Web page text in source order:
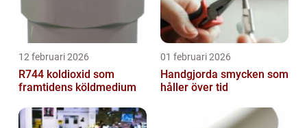
12 februari 2026
R744 koldioxid som
framtidens köldmedium
01 februari 2026
Handgjorda smycken som
håller över tid